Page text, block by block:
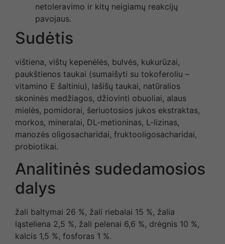
netoleravimo ir kitų neigiamų reakcijų
pavojaus.
Sudėtis
vištiena, vištų kepenėlės, bulvės, kukurūzai,
paukštienos taukai (sumaišyti su tokoferoliu –
vitamino E šaltiniu), lašišų taukai, natūralios
skoninės medžiagos, džiovinti obuoliai, alaus
mielės, pomidorai, šeriuotosios jukos ekstraktas,
morkos, mineralai, DL-metioninas, L-lizinas,
manozės oligosacharidai, fruktooligosacharidai,
probiotikai.
Analitinės sudedamosios
dalys
žali baltymai 26 %, žali riebalai 15 %, žalia
ląsteliena 2,5 %, žali pelenai 6,6 %, drėgnis 10 %,
kalcis 1,5 %, fosforas 1 %.